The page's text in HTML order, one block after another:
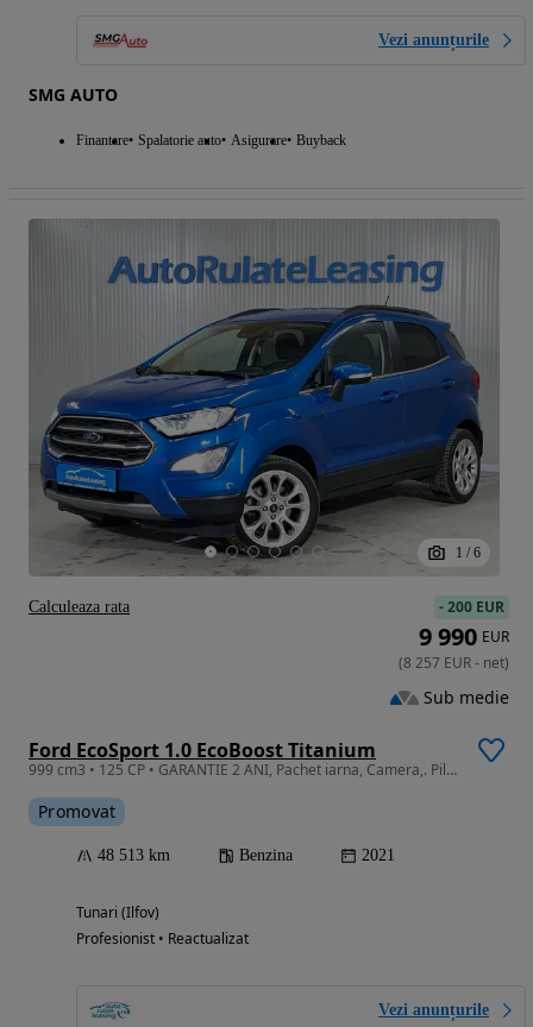
Vezi anunțurile
SMG AUTO
Finantare Spalatorie auto Asigurare Buyback
1 / 6
Ford EcoSport 1.0 EcoBoost Titanium
999 cm3 • 125 CP • GARANTIE 2 ANI, Pachet iarna, Camera,. Pilot auto, Clima
Promovat
48 513 km Benzina 2021
Tunari (Ilfov)
Profesionist • Reactualizat
Vezi anunțurile
-200 EUR
9 990 EUR
(8 257 EUR- net)
Sub medie
Calculeaza rata